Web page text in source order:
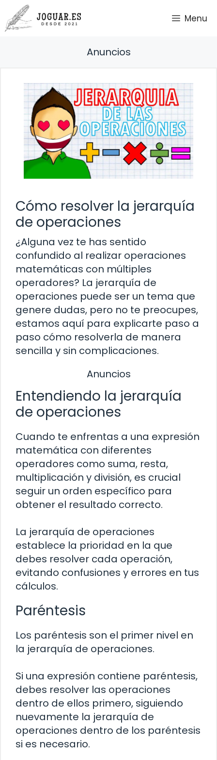
Saltar
al
contenido
Menu
Anuncios
Cómo resolver la jerarquía
de operaciones
¿Alguna vez te has sentido
confundido al realizar operaciones
matemáticas con múltiples
operadores? La jerarquía de
operaciones puede ser un tema que
genere dudas, pero no te preocupes,
estamos aquí para explicarte paso a
paso cómo resolverla de manera
sencilla y sin complicaciones.
Anuncios
Entendiendo la jerarquía
de operaciones
Cuando te enfrentas a una expresión
matemática con diferentes
operadores como suma, resta,
multiplicación y división, es crucial
seguir un orden específico para
obtener el resultado correcto.
La jerarquía de operaciones
establece la prioridad en la que
debes resolver cada operación,
evitando confusiones y errores en tus
cálculos.
Paréntesis
Los paréntesis son el primer nivel en
la jerarquía de operaciones.
Si una expresión contiene paréntesis,
debes resolver las operaciones
dentro de ellos primero, siguiendo
nuevamente la jerarquía de
operaciones dentro de los paréntesis
si es necesario.